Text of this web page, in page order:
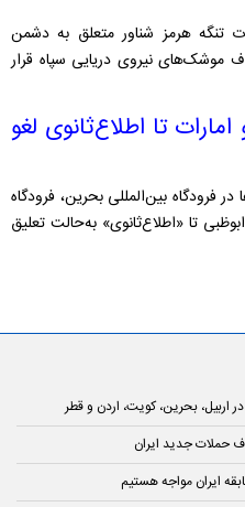
تنگه هرمز شناور متعلق به دشمن
موشک‌های نیروی دریایی سپاه قرار
تا اطلاع‌ثانوی لغو
فرودگاه بین‌المللی بحرین، فرودگاه
تا «اطلاع‌ثانوی» به‌حالت تعلیق
اربیل، بحرین، کویت، اردن و قطر
حملات جدید ایران
ایران مواجه هستیم